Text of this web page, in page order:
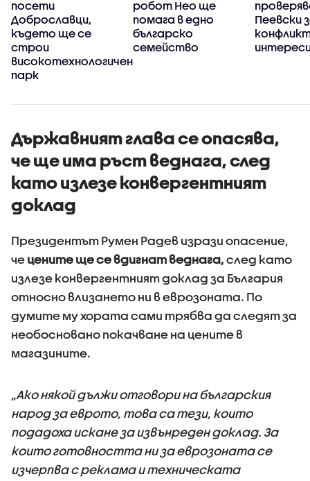
посети
Доброславци,
където ще се
строи
високотехнологичен
парк
робот Нео ще
помага в едно
българско
семейство
Пеевски
Държавният глава се опасява,
че ще има ръст веднага, след
като излезе конвергентният
доклад
Президентът Румен Радев изрази опасение,
че цените ще се вдигнат веднага, след като
излезе конвергентният доклад за България
относно влизането ни в еврозоната. По
думите му хората сами трябва да следят за
необосновано покачване на цените в
магазините.
„Ако някой дължи отговори на българския
народ за еврото, това са тези, които
подадоха искане за извънреден доклад. За
които готовността ни за еврозоната се
изчерпва с реклама и техническата